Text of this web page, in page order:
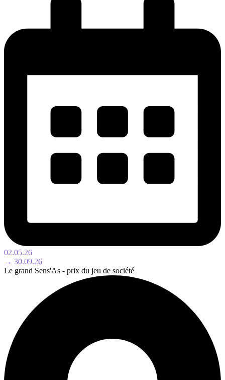
02.05.26
→ 30.09.26
Le grand Sens'As - prix du jeu de société